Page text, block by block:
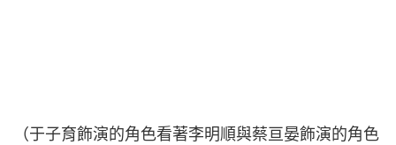
（于子育飾演的角色看著李明順與蔡亘晏飾演的角色